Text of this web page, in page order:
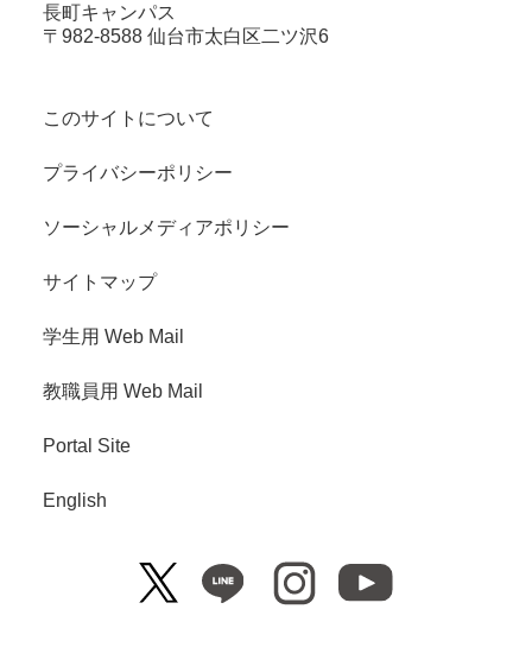
長町キャンパス
〒982-8588 仙台市太白区二ツ沢6
このサイトについて
プライバシーポリシー
ソーシャルメディアポリシー
サイトマップ
学生用 Web Mail
教職員用 Web Mail
Portal Site
English